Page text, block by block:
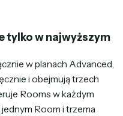
tylko w najwyższym
w planach Advanced,
i obejmują trzech
Rooms w każdym
Room i trzema